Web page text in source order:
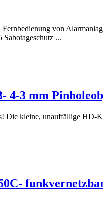
von
...
3 mm
kleine, unauffällige HD-